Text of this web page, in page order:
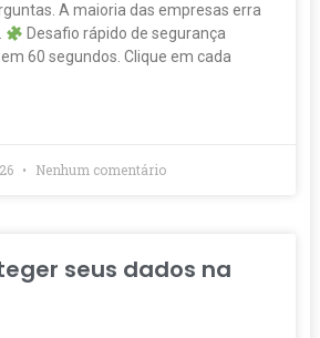
A maioria das empresas erra
Desafio rápido de segurança
60 segundos. Clique em cada
Nenhum comentário
seus dados na